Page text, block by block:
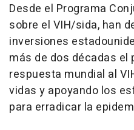
Desde el Programa
sobre el VIH/sida, han
inversiones
más de dos décadas el
respuesta mundial al
vidas y apoyando los
para erradicar la